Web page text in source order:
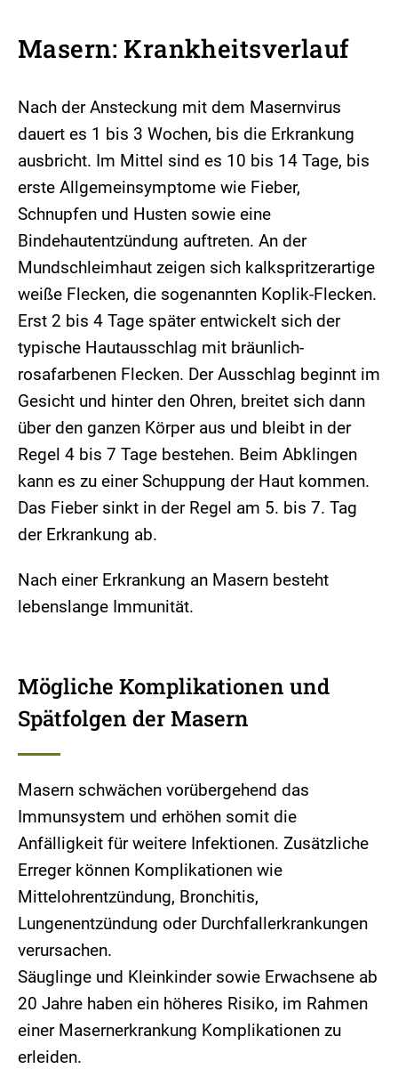
Masern: Krankheitsverlauf
Nach der Ansteckung mit dem Masernvirus
dauert es 1 bis 3 Wochen, bis die Erkrankung
ausbricht. Im Mittel sind es 10 bis 14 Tage, bis
erste Allgemeinsymptome wie Fieber,
Schnupfen und Husten sowie eine
Bindehautentzündung auftreten. An der
Mundschleimhaut zeigen sich kalkspritzerartige
weiße Flecken, die sogenannten Koplik-Flecken.
Erst 2 bis 4 Tage später entwickelt sich der
typische Hautausschlag mit bräunlich-
rosafarbenen Flecken. Der Ausschlag beginnt im
Gesicht und hinter den Ohren, breitet sich dann
über den ganzen Körper aus und bleibt in der
Regel 4 bis 7 Tage bestehen. Beim Abklingen
kann es zu einer Schuppung der Haut kommen.
Das Fieber sinkt in der Regel am 5. bis 7. Tag
der Erkrankung ab.
Nach einer Erkrankung an Masern besteht
lebenslange Immunität.
Mögliche Komplikationen und
Spätfolgen der Masern
Masern schwächen vorübergehend das
Immunsystem und erhöhen somit die
Anfälligkeit für weitere Infektionen. Zusätzliche
Erreger können Komplikationen wie
Mittelohrentzündung, Bronchitis,
Lungenentzündung oder Durchfallerkrankungen
verursachen.
Säuglinge und Kleinkinder sowie Erwachsene ab
20 Jahre haben ein höheres Risiko, im Rahmen
einer Masernerkrankung Komplikationen zu
erleiden.